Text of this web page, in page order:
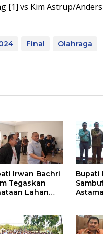
[1] vs Kim Astrup/
Final Olahraga
Irwan Bachri
Tegaskan
Lahan
Bupati
Luwu